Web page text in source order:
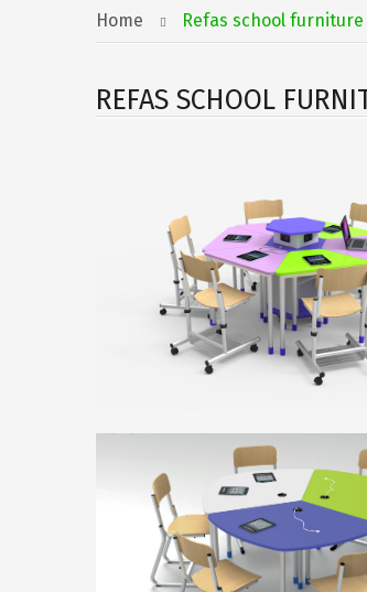
Home Refas school furniture
REFAS SCHOOL